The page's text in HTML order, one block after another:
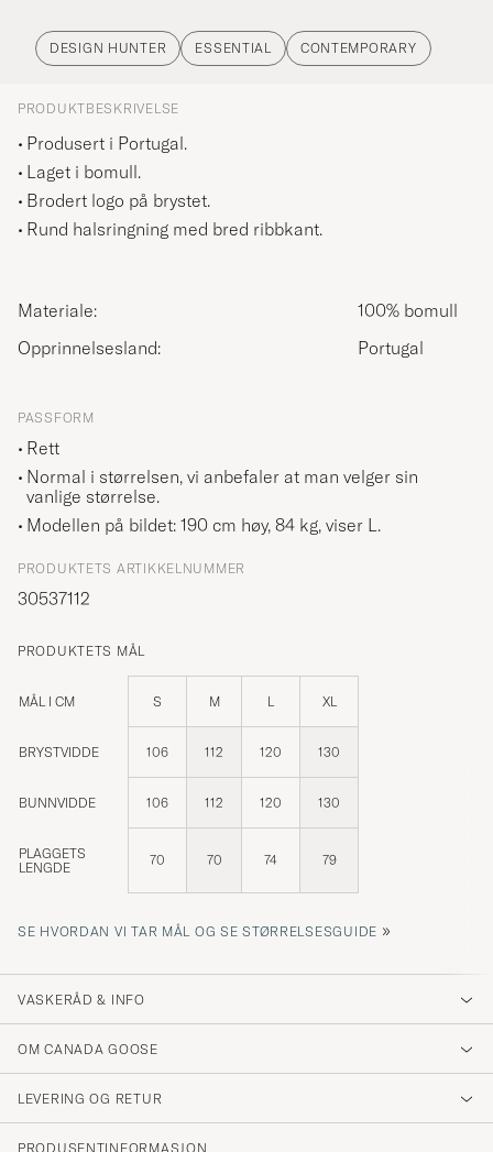
DESIGN HUNTER ESSENTIAL CONTEMPORARY
PRODUKTBESKRIVELSE
Produsert i Portugal.
Laget i bomull.
Brodert logo på brystet.
Rund halsringning med bred ribbkant.
Materiale:
100% bomull
Opprinnelsesland:
Portugal
PASSFORM
Rett
Normal i størrelsen, vi anbefaler at man velger sin
vanlige størrelse.
Modellen på bildet: 190 cm høy, 84 kg, viser L.
PRODUKTETS ARTIKKELNUMMER
30537112
PRODUKTETS MÅL
MÅL I CM S M L XL
BRYSTVIDDE 106 112 120 130
BUNNVIDDE 106 112 120 130
PLAGGETS
LENGDE
70 70 74 79
SE HVORDAN VI TAR MÅL OG SE STØRRELSESGUIDE »
VASKERÅD & INFO
OM CANADA GOOSE
LEVERING OG RETUR
PRODUSENTINFORMASJON